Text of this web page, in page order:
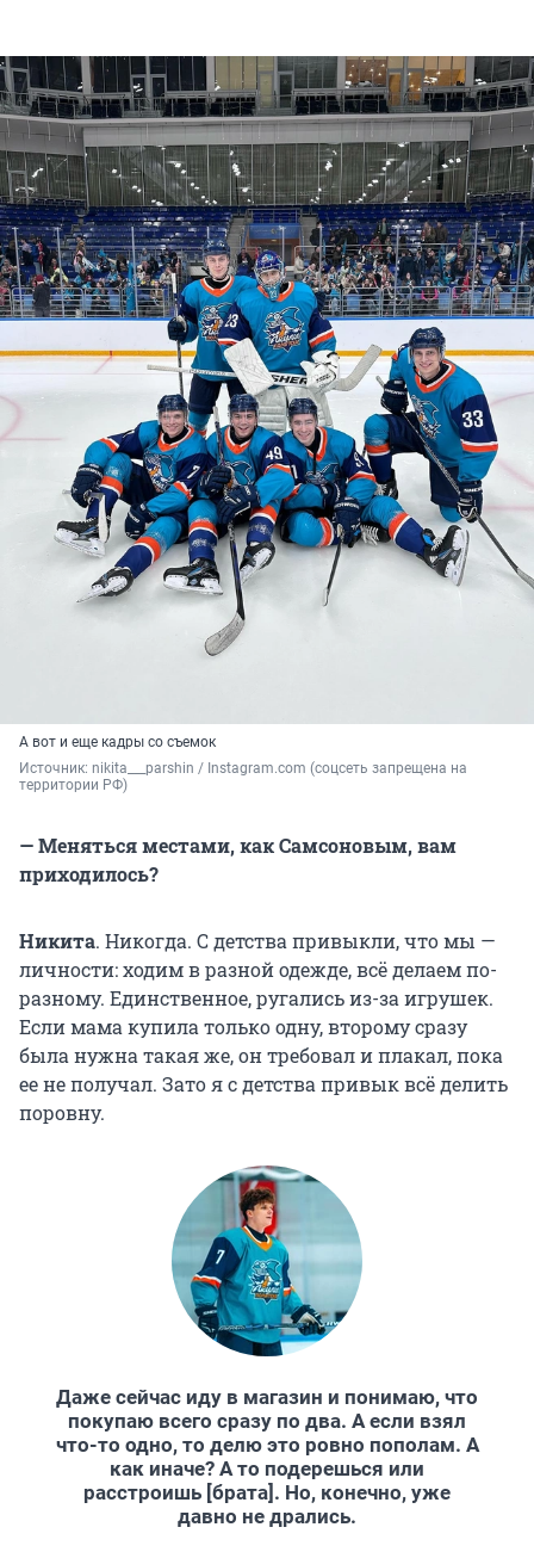
А вот и еще кадры со съемок
Источник: nikita___parshin / Instagram.com (соцсеть запрещена на
территории РФ)
— Меняться местами, как Самсоновым, вам
приходилось?
Никита. Никогда. С детства привыкли, что мы —
личности: ходим в разной одежде, всё делаем по-
разному. Единственное, ругались из-за игрушек.
Если мама купила только одну, второму сразу
была нужна такая же, он требовал и плакал, пока
ее не получал. Зато я с детства привык всё делить
поровну.
Даже сейчас иду в магазин и понимаю, что
покупаю всего сразу по два. А если взял
что-то одно, то делю это ровно пополам. А
как иначе? А то подерешься или
расстроишь [брата]. Но, конечно, уже
давно не дрались.